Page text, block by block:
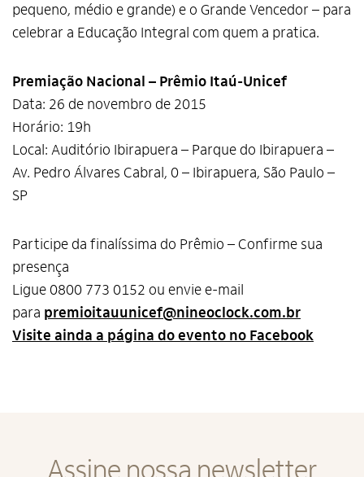
pequeno, médio e grande) e o Grande Vencedor – para
celebrar a Educação Integral com quem a pratica.
Premiação Nacional – Prêmio Itaú-Unicef
Data: 26 de novembro de 2015
Horário: 19h
Local: Auditório Ibirapuera – Parque do Ibirapuera –
Av. Pedro Álvares Cabral, 0 – Ibirapuera, São Paulo –
SP
Participe da finalíssima do Prêmio – Confirme sua
presença
Ligue 0800 773 0152 ou envie e-mail
para premioitauunicef@nineoclock.com.br
Visite ainda a página do evento no Facebook